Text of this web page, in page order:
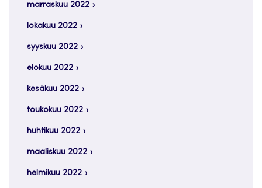
marraskuu 2022
lokakuu 2022
syyskuu 2022
elokuu 2022
kesäkuu 2022
toukokuu 2022
huhtikuu 2022
maaliskuu 2022
helmikuu 2022